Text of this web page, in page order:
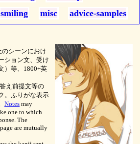
smiling misc advice-samples
シーンにおけ
ション文、受け
）等、1800+英
え前提文等の
。ふりがな表示
Notes may
one to which
The
are mutually